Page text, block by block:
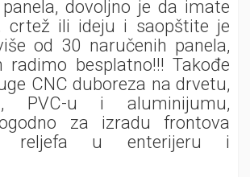
dovoljno je da imate
crtež ili ideju i saopštite je
od 30 naručenih panela,
radimo besplatno!!! Takođe
CNC duboreza na drvetu,
PVC-u i aluminijumu,
za izradu frontova
reljefa u enterijeru i